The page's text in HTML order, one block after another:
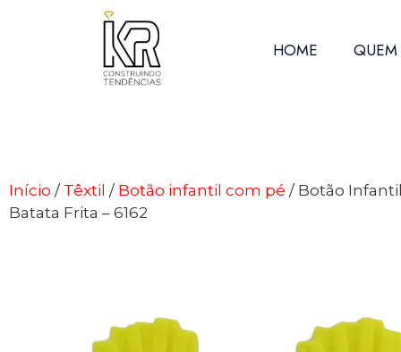
HOME
Início / Têxtil / Botão infantil com pé / Botão
Batata Frita – 6162